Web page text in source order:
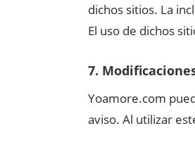
dichos sitios. La
El uso de dichos
7.
Yoamore.com
aviso. Al utilizar